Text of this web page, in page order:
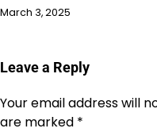
March 3, 2025
Leave a Reply
Your email address will
are marked *